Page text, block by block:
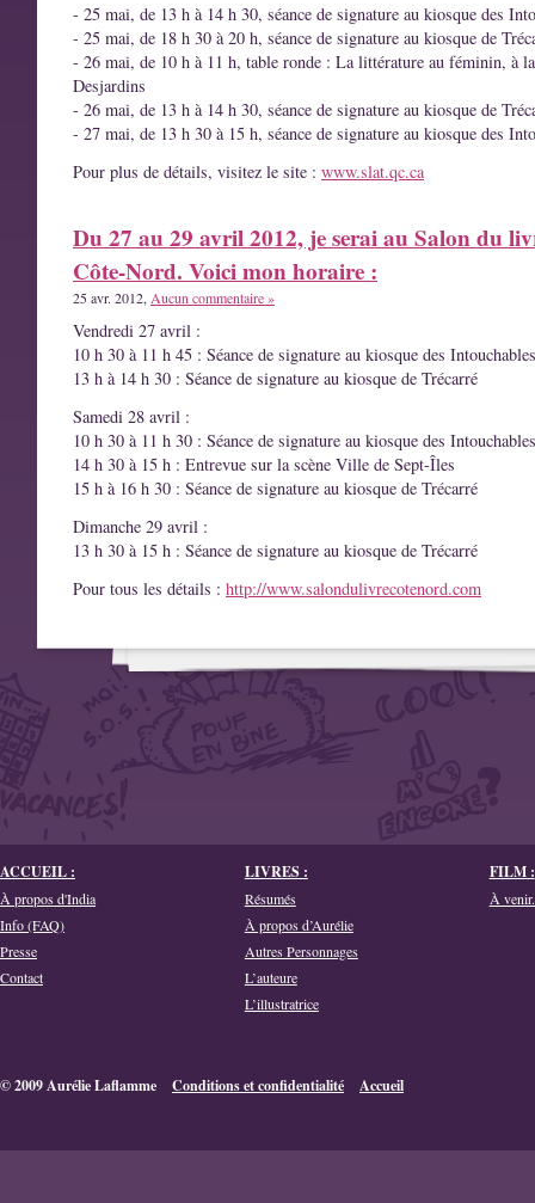
- 25 mai, de 13 h à 14 h 30, séance de signature au kiosque des
- 25 mai, de 18 h 30 à 20 h, séance de signature au kiosque de
- 26 mai, de 10 h à 11 h, table ronde : La littérature au féminin, à
Desjardins
- 26 mai, de 13 h à 14 h 30, séance de signature au kiosque de
- 27 mai, de 13 h 30 à 15 h, séance de signature au kiosque des
Pour plus de détails, visitez le site : www.slat.qc.ca
Du 27 au 29 avril 2012, je serai au Salon du
Côte-Nord. Voici mon horaire :
25 avr. 2012, Aucun commentaire »
Vendredi 27 avril :
10 h 30 à 11 h 45 : Séance de signature au kiosque des Intouchables
13 h à 14 h 30 : Séance de signature au kiosque de Trécarré
Samedi 28 avril :
10 h 30 à 11 h 30 : Séance de signature au kiosque des Intouchables
14 h 30 à 15 h : Entrevue sur la scène Ville de Sept-Îles
15 h à 16 h 30 : Séance de signature au kiosque de Trécarré
Dimanche 29 avril :
13 h 30 à 15 h : Séance de signature au kiosque de Trécarré
Pour tous les détails : http://www.salondulivrecotenord.com
ACCUEIL :
À propos d'India
Info (FAQ)
Presse
Contact
LIVRES :
Résumés
À propos d’Aurélie
Autres Personnages
L’auteure
L’illustratrice
FILM :
À
© 2009 Aurélie Laflamme Conditions et confidentialité Accueil